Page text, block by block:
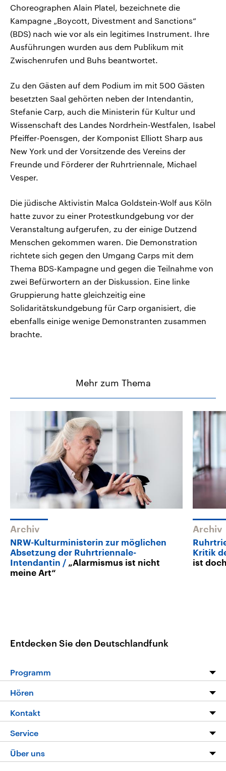
Choreographen Alain Platel, bezeichnete die
Kampagne „Boycott, Divestment and Sanctions“
(BDS) nach wie vor als ein legitimes Instrument. Ihre
Ausführungen wurden aus dem Publikum mit
Zwischenrufen und Buhs beantwortet.
Zu den Gästen auf dem Podium im mit 500 Gästen
besetzten Saal gehörten neben der Intendantin,
Stefanie Carp, auch die Ministerin für Kultur und
Wissenschaft des Landes Nordrhein-Westfalen, Isabel
Pfeiffer-Poensgen, der Komponist Elliott Sharp aus
New York und der Vorsitzende des Vereins der
Freunde und Förderer der Ruhrtriennale, Michael
Vesper.
Die jüdische Aktivistin Malca Goldstein-Wolf aus Köln
hatte zuvor zu einer Protestkundgebung vor der
Veranstaltung aufgerufen, zu der einige Dutzend
Menschen gekommen waren. Die Demonstration
richtete sich gegen den Umgang Carps mit dem
Thema BDS-Kampagne und gegen die Teilnahme von
zwei Befürwortern an der Diskussion. Eine linke
Gruppierung hatte gleichzeitig eine
Solidaritätskundgebung für Carp organisiert, die
ebenfalls einige wenige Demonstranten zusammen
brachte.
Mehr zum Thema
Archiv
NRW-Kulturministerin zur möglichen
Absetzung der Ruhrtriennale-
Intendantin
„Alarmismus ist nicht
meine Art“
Archiv
Kritik
ist
Entdecken Sie den Deutschlandfunk
Programm
Programm
Die Nachrichten
Nachrichtenleicht
Neue Beiträge auf dlf.de
Hören
Livestream
Podcasts
Deutschlandfunk App
Kontakt
Hörerservice
Service
FAQ
Über uns